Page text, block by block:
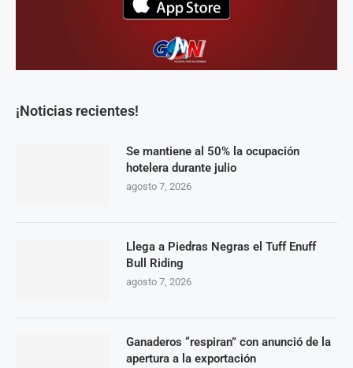
¡Noticias recientes!
Se mantiene al 50% la ocupación
hotelera durante julio
agosto 7, 2026
Llega a Piedras Negras el Tuff Enuff
Bull Riding
agosto 7, 2026
Ganaderos “respiran” con anunció de la
apertura a la exportación